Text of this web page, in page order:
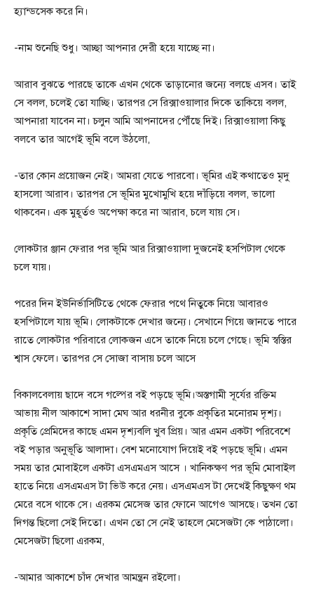
হ্যান্ডসেক করে নি।
-নাম শুনেছি শুধু। আচ্ছা আপনার দেরী হয়ে যাচ্ছে না।
আরাব বুঝতে পারছে তাকে এখন থেকে তাড়ানোর জন্যে বলছে এসব। তাই
সে বলল, চলেই তো যাচ্ছি। তারপর সে রিক্সাওয়ালার দিকে তাকিয়ে বলল,
আপনারা যাবেন না। চলুন আমি আপনাদের পৌঁছে দিই। রিক্সাওয়ালা কিছু
বলবে তার আগেই ভূমি বলে উঠলো,
-তার কোন প্রয়োজন নেই। আমরা যেতে পারবো। ভূমির এই কথাতেও মৃদু
হাসলো আরাব। তারপর সে ভূমির মুখোমুখি হয়ে দাঁড়িয়ে বলল, ভালো
থাকবেন। এক মুহূর্তও অপেক্ষা করে না আরাব, চলে যায় সে।
লোকটার ঞ্জান ফেরার পর ভূমি আর রিক্সাওয়ালা দুজনেই হসপিটাল থেকে
চলে যায়।
পরের দিন ইউনির্ভাসিটিতে থেকে ফেরার পথে নিতুকে নিয়ে আবারও
হসপিটালে যায় ভূমি। লোকটাকে দেখার জন্যে। সেখানে গিয়ে জানতে পারে
রাতে লোকটার পরিবারে লোকজন এসে তাকে নিয়ে চলে গেছে। ভূমি স্বস্তির
শ্বাস ফেলে। তারপর সে সোজা বাসায় চলে আসে
বিকালবেলায় ছাদে বসে গল্পের বই পড়ছে ভূমি।অস্তগামী সূর্যের রক্তিম
আভায় নীল আকাশে সাদা মেঘ আর ধরনীর বুকে প্রকৃতির মনোরম দৃশ্য।
প্রকৃতি প্রেমিদের কাছে এমন দৃশ্যবলি খুব প্রিয়। আর এমন একটা পরিবেশে
বই পড়ার অনুভূতি আলাদা। বেশ মনোযোগ দিয়েই বই পড়ছে ভূমি। এমন
সময় তার মোবাইলে একটা এসএমএস আসে । খানিকক্ষণ পর ভূমি মোবাইল
হাতে নিয়ে এসএমএস টা ভিউ করে নেয়। এসএমএস টা দেখেই কিছুক্ষণ থম
মেরে বসে থাকে সে। এরকম মেসেজ তার ফোনে আগেও আসছে। তখন তো
দিগন্ত ছিলো সেই দিতো। এখন তো সে নেই তাহলে মেসেজটা কে পাঠালো।
মেসেজটা ছিলো এরকম,
-আমার আকাশে চাঁদ দেখার আমন্ত্রন রইলো।